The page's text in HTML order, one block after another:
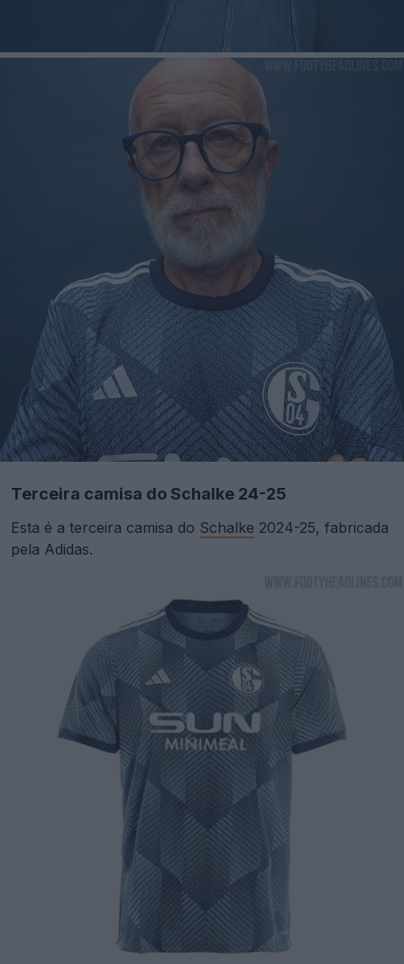
Terceira camisa do Schalke 24-25
Esta é a terceira camisa do Schalke 2024-25, fabricada
pela Adidas.